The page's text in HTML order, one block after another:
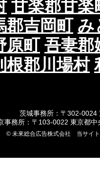
甘楽郡甘楽
郡吉岡町 み
原町 吾妻郡
根郡川場村
茨城事務所：〒302-0024
事務所：〒103-0022 東京都
© 未來総合広告株式会社 当サイ